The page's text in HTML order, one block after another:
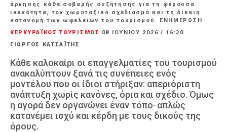
άρνησης κάθε σοβαρής συζήτησης για τη φέρουσα
ικανότητα, τον χωροταξικό σχεδιασμό και τη δίκαιη
κατανομή των ωφελειών του τουρισμού. ΕΝΗΜΕΡΩΣΗ.
ΚΕΡΚΥΡΑΪΚΟΣ ΤΟΥΡΙΣΜΟΣ
08 ΙΟΥΝΊΟΥ 2026 / 16:30
ΓΙΩΡΓΟΣ ΚΑΤΣΑΪΤΗΣ
Κάθε καλοκαίρι οι επαγγελματίες του τουρισμού
ανακαλύπτουν ξανά τις συνέπειες ενός
μοντέλου που οι ίδιοι στήριξαν: απεριόριστη
ανάπτυξη χωρίς κανόνες, όρια και σχέδιο. Όμως
η αγορά δεν οργανώνει έναν τόπο· απλώς
κατανέμει ισχύ και κέρδη με τους δικούς της
όρους.